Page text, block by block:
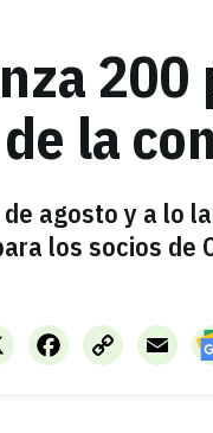
la
de agosto y a lo
los socios de
X FacebookCopy
Link
Email